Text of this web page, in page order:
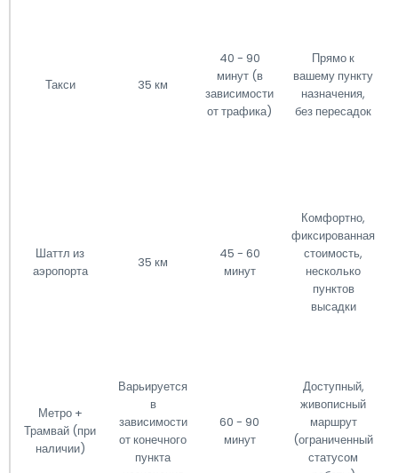
Такси 35 км
40 - 90
минут (в
зависимости
от трафика)
Прямо к
вашему пункту
назначения,
без пересадок
Шаттл из
аэропорта
35 км
45 - 60
минут
Комфортно,
фиксированная
стоимость,
несколько
пунктов
высадки
Метро +
Трамвай (при
наличии)
Варьируется
в
зависимости
от конечного
пункта
60 - 90
минут
Доступный,
живописный
маршрут
(ограниченный
статусом